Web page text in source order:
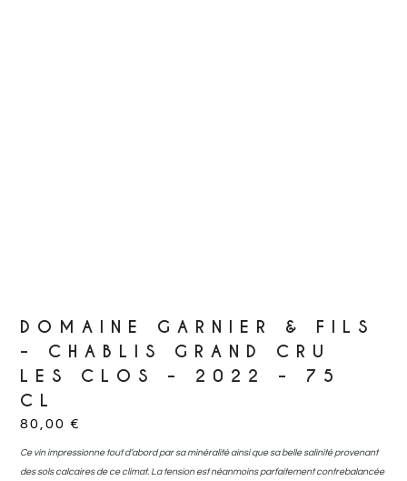
DOMAINE GARNIER & FILS
– CHABLIS GRAND CRU
LES CLOS – 2022 – 75
CL
80,00€
Ce vin impressionne tout d’abord par sa minéralité ainsi que sa belle salinité provenant
des sols calcaires de ce climat. La tension est néanmoins parfaitement contrebalancée